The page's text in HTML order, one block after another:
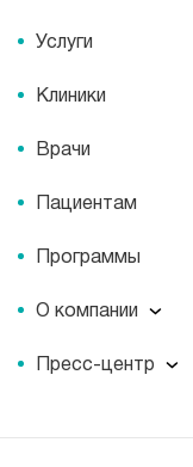
Услуги
Клиники
Врачи
Пациентам
Программы
О компании
Отзывы
Пресс-центр
Журнал для